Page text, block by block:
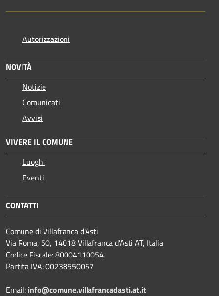
Autorizzazioni
NOVITÀ
Notizie
Comunicati
Avvisi
VIVERE IL COMUNE
Luoghi
Eventi
CONTATTI
Comune di Villafranca d'Asti
Via Roma, 50, 14018 Villafranca d'Asti AT, Italia
Codice Fiscale: 80004110054
Partita IVA: 00238550057
Email: info@comune.villafrancadasti.at.it